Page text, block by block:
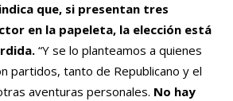
que, si presentan tres
en la papeleta, la elección está
“Y se lo planteamos a quienes
partidos, tanto de Republicano y el
aventuras personales. No hay